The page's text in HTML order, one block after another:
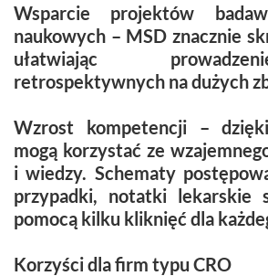
Wsparcie projektów
naukowych – MSD znacznie
ułatwiając
retrospektywnych na dużych
Wzrost kompetencji –
mogą korzystać ze
i wiedzy. Schematy
przypadki, notatki lekarskie
pomocą kilku kliknięć dla
Korzyści dla firm typu CRO